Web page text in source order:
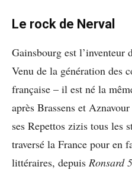
Le rock de Nerval
Gainsbourg est l’inventeur
Venu de la génération des
française – il est né la
après Brassens et
ses Repettos zizis tous les
traversé la France pour en
littéraires, depuis Ronsard